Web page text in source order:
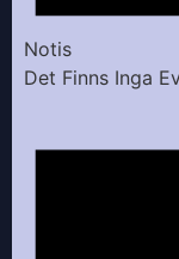
Notis
Det Finns Inga